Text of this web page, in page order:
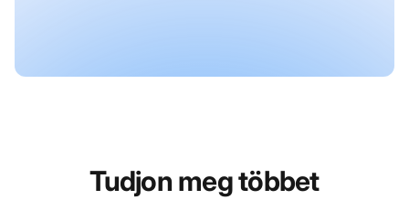
Tudjon meg többet